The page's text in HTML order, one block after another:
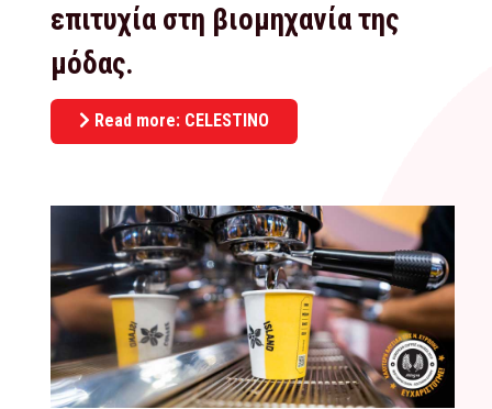
επιτυχία στη βιομηχανία της
μόδας.
Read more: CELESTINO